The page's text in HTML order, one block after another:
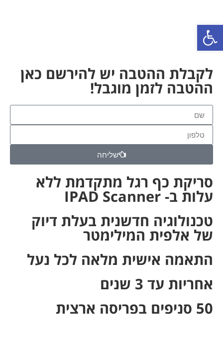
לקבלת ההטבה יש להירשם כאן
ההטבה לזמן מוגבל!
שליחה
סריקת כף רגל מתקדמת ללא
עלות ב- IPAD Scanner
טכנולוגיה חדשנית בעלת דיוק
של אלפית המילימטר
התאמה אישית מלאה לכל נעל
אחריות עד 3 שנים
50 סניפים בפריסה ארצית
פתח סרגל נגישות